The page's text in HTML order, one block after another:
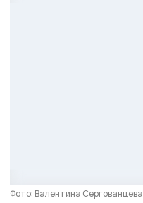
Фото: Валентина Сергованцева